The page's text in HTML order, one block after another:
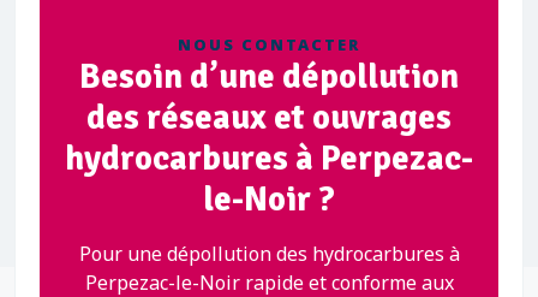
NOUS CONTACTER
Besoin d’une dépollution
des réseaux et ouvrages
hydrocarbures à Perpezac-
le-Noir ?
Pour une dépollution des hydrocarbures à
Perpezac-le-Noir rapide et conforme aux